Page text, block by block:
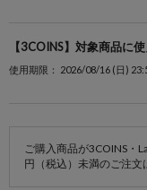
【3COINS】対象商品に
使用期限： 2026/08/16 (日)
ご購入商品が3COINS・
円（税込）未満のご注文